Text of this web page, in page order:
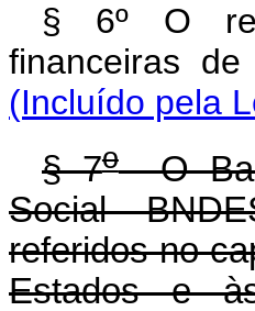
§ 6º O
financeiras
(Incluído pela
§ 7oO
Social -
referidos no
Estados e